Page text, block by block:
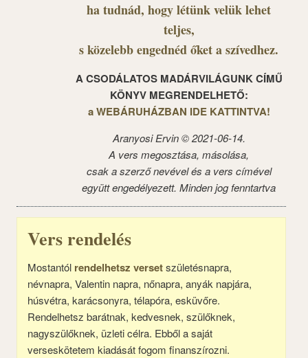
ha tudnád, hogy létünk velük lehet
teljes,
s közelebb engednéd őket a szívedhez.
A CSODÁLATOS MADÁRVILÁGUNK CÍMŰ
KÖNYV MEGRENDELHETŐ:
a WEBÁRUHÁZBAN IDE KATTINTVA!
Aranyosi Ervin © 2021-06-14.
A vers megosztása, másolása,
csak a szerző nevével és a vers címével
együtt engedélyezett. Minden jog fenntartva
Vers rendelés
Mostantól rendelhetsz versetszületésnapra,
névnapra, Valentin napra, nőnapra, anyák napjára,
húsvétra, karácsonyra, télapóra, esküvőre.
Rendelhetsz barátnak, kedvesnek, szülőknek,
nagyszülőknek, üzleti célra. Ebből a saját
verseskötetem kiadását fogom finanszírozni.